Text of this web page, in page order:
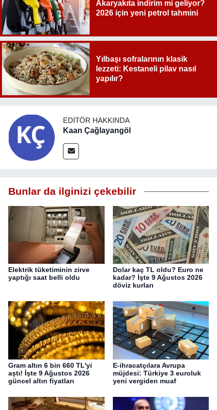
Akaryakıta indirim mi geliyor?
2026 için yeni petrol tahmini
Yılbaşı sofralarının klasik
lezzeti: Kestaneli pilav nasıl
yapılır?
EDITÖR HAKKINDA
Kaan Çağlayangöl
Bunlar da ilginizi çekebilir
Elektrik tüketiminin zirve
yaptığı saat belli oldu
Dolar kaç TL oldu? Euro ne
kadar? İşte 9 Ağustos 2026
döviz kurları
Gram altın 6 bin 660 TL'yi
aştı! İşte 9 Ağustos 2026
güncel altın fiyatları
E-ihracatçılara Avrupa
müjdesi: Türkiye 3 euroluk
yeni vergiden muaf